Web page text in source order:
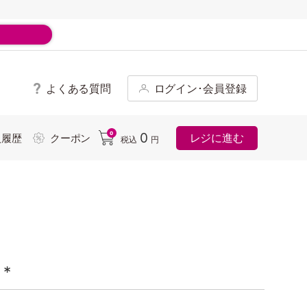
よくある質問 ログイン･会員登録
歴 クーポン 0
税込 0 円 レジに進む
*